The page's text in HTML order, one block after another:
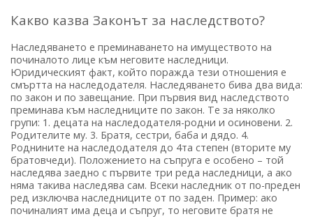
Какво казва Законът за наследството?
Наследяването е преминаването на имуществото на
починалото лице към неговите наследници.
Юридическият факт, който поражда тези отношения е
смъртта на наследодателя. Наследяването бива два вида:
по закон и по завещание. При първия вид наследството
преминава към наследниците по закон. Те за няколко
групи: 1. децата на наследодателя-родни и осиновени. 2.
Родителите му. 3. Братя, сестри, баба и дядо. 4.
Роднините на наследодателя до 4та степен (вторите му
братовчеди). Положението на съпруга е особено – той
наследява заедно с първите три реда наследници, а ако
няма такива наследява сам. Всеки наследник от по-преден
ред изключва наследниците от по заден. Пример: ако
починалият има деца и съпруг, то неговите братя не